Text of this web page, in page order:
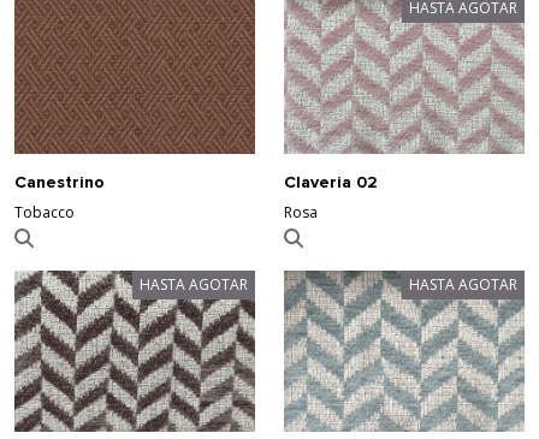
Canestrino
Tobacco
HASTA AGOTAR
Claveria 02
Rosa
HASTA AGOTAR HASTA AGOTAR